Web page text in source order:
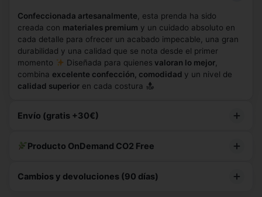
Confeccionada artesanalmente , esta prenda ha sido
creada con materiales premium y un cuidado absoluto en
cada detalle para ofrecer un acabado impecable, una gran
durabilidad y una calidad que se nota desde el primer
momento
Diseñada para quienes valoran lo mejor
combina excelente confección, comodidad y un nivel de
calidad superior en cada costura
Envío (gratis +30€)
Con2 uds de este producto lo consigues.
Producto OnDemand CO2 Free
On-Demand Fabricación 5-7 días
Cambios y devoluciones (90 días)